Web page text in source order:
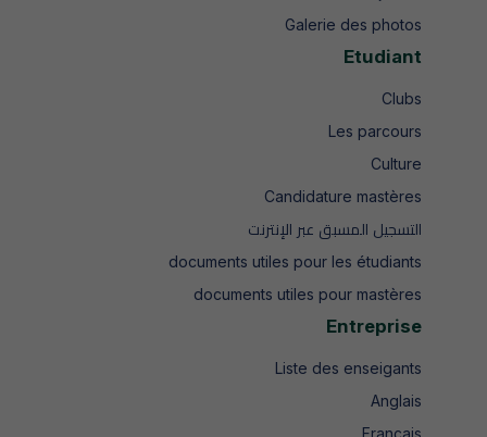
Galerie des photos
Etudiant
Clubs
Les parcours
Culture
Candidature mastères
التسجيل المسبق عبر الإنترنت
documents utiles pour les étudiants
documents utiles pour mastères
Entreprise
Liste des enseigants
Anglais
Français